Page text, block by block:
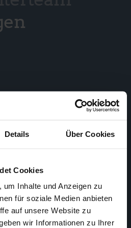
Details Über Cookies
Cookies
Inhalte und Anzeigen zu
für soziale Medien anbieten
auf unsere Website zu
wir Informationen zu Ihrer